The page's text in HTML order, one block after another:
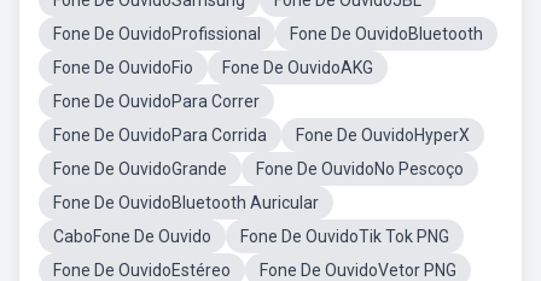
Fone De OuvidoProfissional
Fone De OuvidoBluetooth
Fone De OuvidoFio
Fone De OuvidoAKG
Fone De OuvidoPara Correr
Fone De OuvidoPara Corrida
Fone De OuvidoHyperX
Fone De OuvidoGrande
Fone De OuvidoNo Pescoço
Fone De OuvidoBluetooth Auricular
CaboFone De Ouvido
Fone De OuvidoTik Tok PNG
Fone De OuvidoEstéreo
Fone De OuvidoVetor PNG